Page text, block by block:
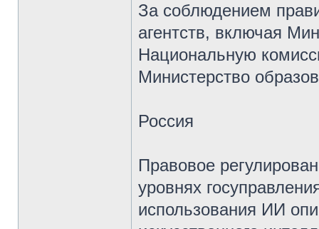
За соблюдением
агентств, включая
Национальную
Министерство
Россия
Правовое
уровнях
использования ИИ